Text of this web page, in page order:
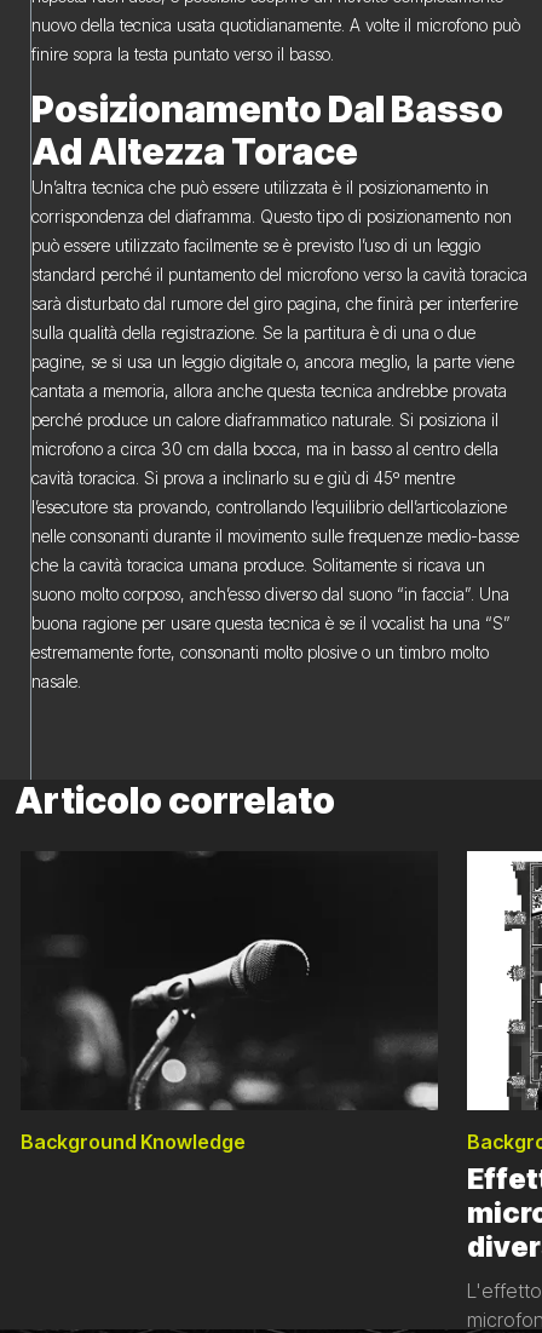
nuovo della tecnica usata quotidianamente. A volte il microfono può
finire sopra la testa puntato verso il basso.
Posizionamento Dal Basso
Ad Altezza Torace
Un’altra tecnica che può essere utilizzata è il posizionamento in
corrispondenza del diaframma. Questo tipo di posizionamento non
può essere utilizzato facilmente se è previsto l’uso di un leggio
standard perché il puntamento del microfono verso la cavità toracica
sarà disturbato dal rumore del giro pagina, che finirà per interferire
sulla qualità della registrazione. Se la partitura è di una o due
pagine, se si usa un leggio digitale o, ancora meglio, la parte viene
cantata a memoria, allora anche questa tecnica andrebbe provata
perché produce un calore diaframmatico naturale. Si posiziona il
microfono a circa 30 cm dalla bocca, ma in basso al centro della
cavità toracica. Si prova a inclinarlo su e giù di 45º mentre
l’esecutore sta provando, controllando l’equilibrio dell’articolazione
nelle consonanti durante il movimento sulle frequenze medio-basse
che la cavità toracica umana produce. Solitamente si ricava un
suono molto corposo, anch’esso diverso dal suono “in faccia”. Una
buona ragione per usare questa tecnica è se il vocalist ha una “S”
estremamente forte, consonanti molto plosive o un timbro molto
nasale.
Articolo correlato
Background Knowledge